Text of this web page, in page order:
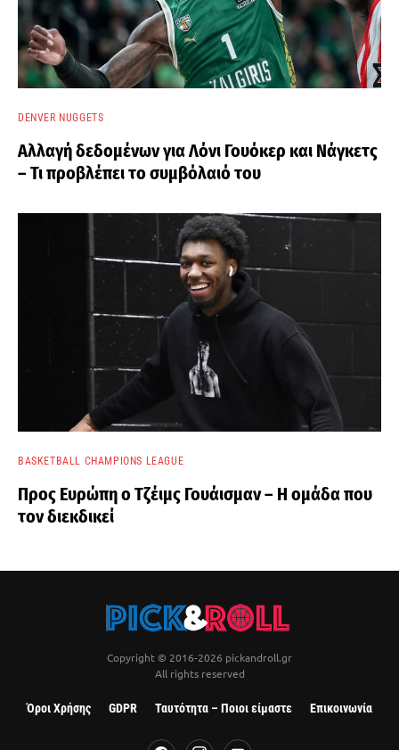
DENVER NUGGETS
Αλλαγή δεδομένων για Λόνι Γουόκερ και Νάγκετς
– Τι προβλέπει το συμβόλαιό του
BASKETBALL CHAMPIONS LEAGUE
Προς Ευρώπη ο Τζέιμς Γουάισμαν – Η ομάδα που
τον διεκδικεί
Copyright © 2016-2026 pickandroll.gr
All rights reserved
Όροι Χρήσης GDPR Ταυτότητα – Ποιοι είμαστε Επικοινωνία